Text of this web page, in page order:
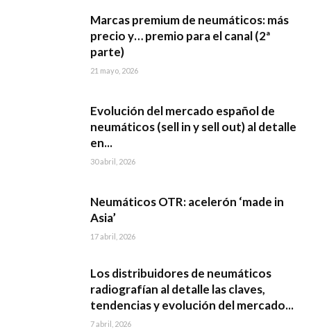
Marcas premium de neumáticos: más
precio y… premio para el canal (2ª
parte)
21 mayo, 2026
Evolución del mercado español de
neumáticos (sell in y sell out) al detalle
en...
30 abril, 2026
Neumáticos OTR: acelerón ‘made in
Asia’
17 abril, 2026
Los distribuidores de neumáticos
radiografían al detalle las claves,
tendencias y evolución del mercado...
7 abril, 2026